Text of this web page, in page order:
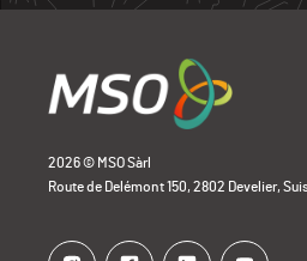
2026 © MSO Sàrl
Route de Delémont 150, 2802 Develier,